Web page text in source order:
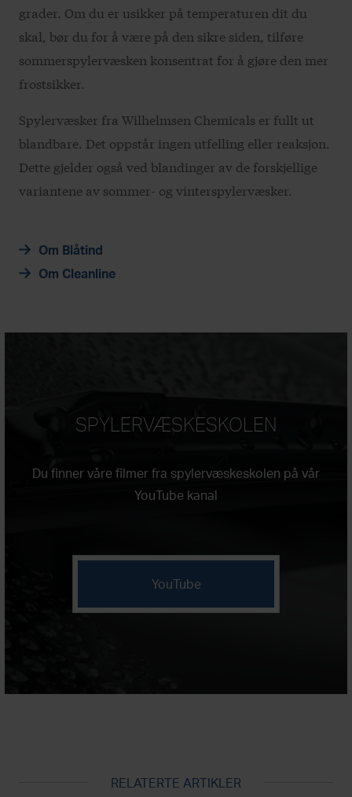
grader. Om du er usikker på temperaturen dit du
skal, bør du for å være på den sikre siden, tilføre
sommerspylervæsken konsentrat for å gjøre den mer
frostsikker.
Spylervæsker fra Wilhelmsen Chemicals er fullt ut
blandbare. Det oppstår ingen utfelling eller reaksjon.
Dette gjelder også ved blandinger av de forskjellige
variantene av sommer- og vinterspylervæsker.
Om Blåtind
Om Cleanline
SPYLERVÆSKESKOLEN
Du finner våre filmer fra spylervæskeskolen på vår
YouTube kanal
YouTube
RELATERTE ARTIKLER